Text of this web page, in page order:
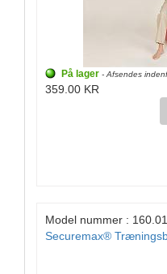
På lager - Afsendes
359.00 KR
Model nummer :
Securemax®